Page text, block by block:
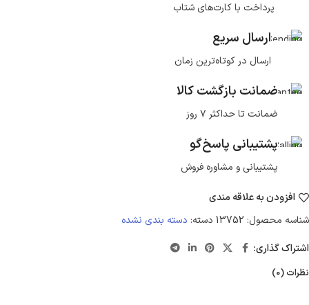
پرداخت با کارت‌های شتاب
ارسال سریع
ارسال در کوتاه‌ترین زمان
ضمانت بازگشت کالا
ضمانت تا حداکثر ۷ روز
پشتیبانی پاسخ‌گو
پشتیبانی و مشاوره فروش
افزودن به علاقه مندی
شناسه محصول: 13752 دسته: دسته بندی نشده
اشتراک گذاری:
نظرات (0)